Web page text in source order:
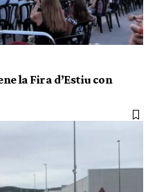
la Fira d’Estiu con